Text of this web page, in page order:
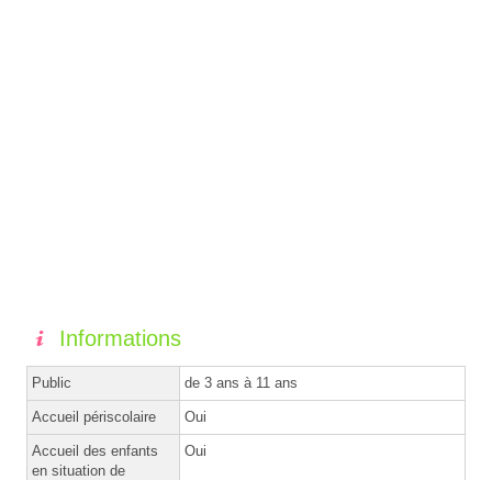
Informations
Public de 3 ans à 11 ans
Accueil périscolaire Oui
Accueil des enfants
en situation de
Oui